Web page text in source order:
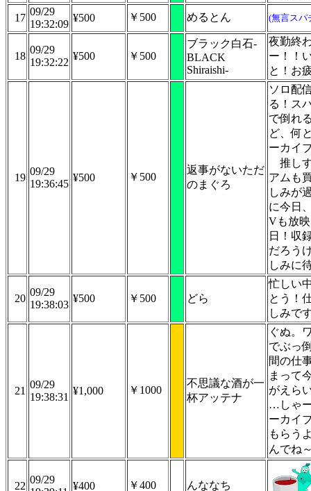
17
09/29
19:32:09
¥500 ￥500 めるとん (無言スパ
18
09/29
19:32:22
¥500 ￥500
ブラック白石-
BLACK
Shiraishi-
夜勤終
ー！！
と！お
19
09/29
19:36:45
¥500 ￥500
返事がないただ
のまぐろ
ソロ配
る！ス
で倒れ
ど、何
ーカイ
推し
アムも
しみが
に今日
Vも放
日！収
だろう
しみに
20
09/29
19:38:03
¥500 ￥500 どら
忙しい
とう！
しみで
21
09/29
19:38:31
¥1,000 ￥1000
不思議な酒が一
杯アッテナ
ぐぬ。
でぶっ
間の仕
まって
がえら
…しゃ
ーカイ
もらう
んでね
22
09/29
¥400 ￥400 んななち